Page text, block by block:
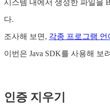
시스템 내에서 생성한 파일을
다.
조사해 보면, 각종 프로그램
이번은 Java SDK를 사용해 보
인증 지우기